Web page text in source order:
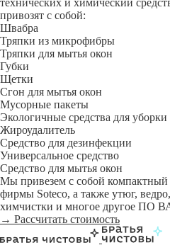
технических и химический
привозят с собой:
Швабра
Тряпки из микрофибры
Тряпки для мытья окон
Губки
Щетки
Сгон для мытья окон
Мусорные пакеты
Экологичные средства для
Жироудалитель
Средство для дезинфекции
Универсальное средство
Средство для мытья окон
Мы привезем с собой
фирмы Soteco, а также утюг,
химчистки и многое другое
→ Рассчитать стоимость